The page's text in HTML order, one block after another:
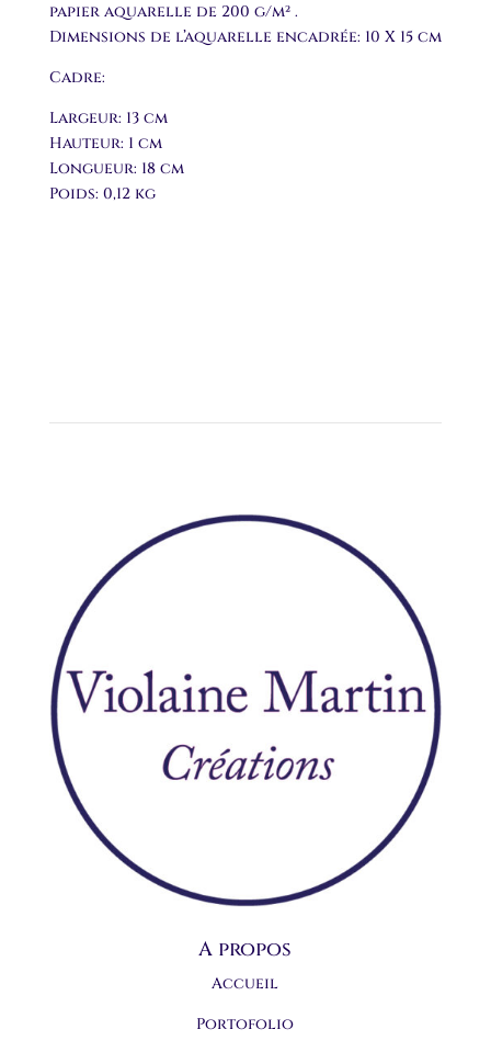
papier aquarelle de 200 g/m² .
Dimensions de l’aquarelle encadrée: 10 X 15 cm
Cadre:
Largeur: 13 cm
Hauteur: 1 cm
Longueur: 18 cm
Poids: 0,12 kg
A propos
Accueil
Portofolio